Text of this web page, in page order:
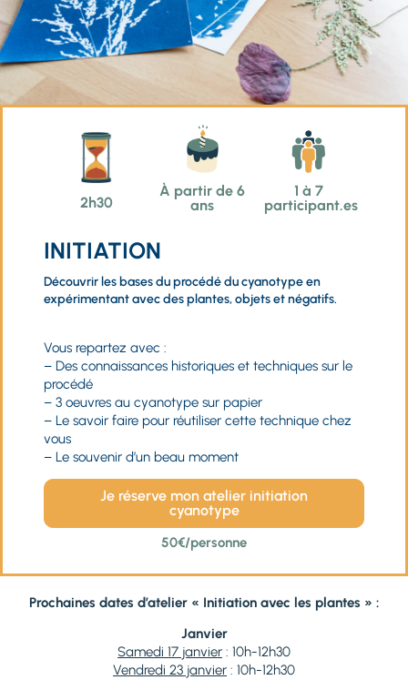
2h30
À partir de 6
ans
1 à 7
participant.es
INITIATION
Découvrir les bases du procédé du cyanotype en
expérimentant avec des plantes, objets et négatifs.
Vous repartez avec :
– Des connaissances historiques et techniques sur le
procédé
– 3 oeuvres au cyanotype sur papier
– Le savoir faire pour réutiliser cette technique chez
vous
– Le souvenir d’un beau moment
Je réserve mon atelier initiation
cyanotype
50€/personne
Prochaines dates d’atelier « Initiation avec les plantes » :
Janvier
Samedi 17 janvier : 10h-12h30
Vendredi 23 janvier : 10h-12h30